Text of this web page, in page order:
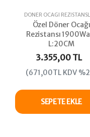
DÖNER OCAĞI
Özel Döner Ocağı
Rezistansı
L:20CM
3.355,00 TL
(671,00TL KDV
SEPETE EKLE